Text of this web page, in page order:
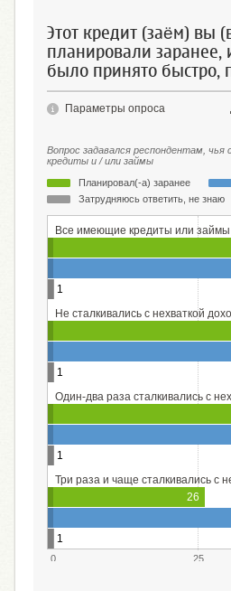
Этот кредит (заём) вы
планировали
было принято быстро,
Параметры опроса
Вопрос задавался респондентам, чья
кредиты и / или займы
Планировал(-а) заранее
Затрудняюсь ответить, не знаю
Все имеющие кредиты или займы
1
Не сталкивались с нехваткой
1
Один-два раза сталкивались с
1
Три раза и чаще сталкивались с
26
1
0 25